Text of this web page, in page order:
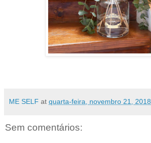
ME SELF at quarta-feira, novembro 21, 2018
Sem comentários: